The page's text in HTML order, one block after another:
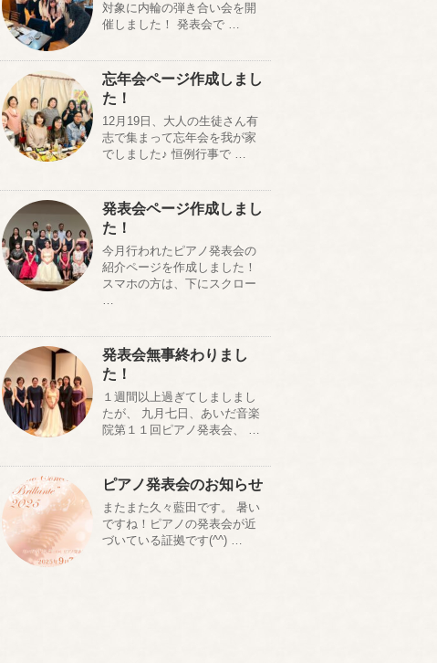
対象に内輪の弾き合い会を開
催しました！ 発表会で …
忘年会ページ作成しまし
た！
12月19日、大人の生徒さん有
志で集まって忘年会を我が家
でしました♪ 恒例行事で …
発表会ページ作成しまし
た！
今月行われたピアノ発表会の
紹介ページを作成しました！
スマホの方は、下にスクロー
…
発表会無事終わりまし
た！
１週間以上過ぎてしましまし
たが、 九月七日、あいだ音楽
院第１１回ピアノ発表会、 …
ピアノ発表会のお知らせ
またまた久々藍田です。 暑い
ですね！ピアノの発表会が近
づいている証拠です(^^) …